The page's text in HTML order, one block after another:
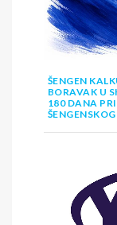
ŠENGEN
BORAVAK U
180 DANA